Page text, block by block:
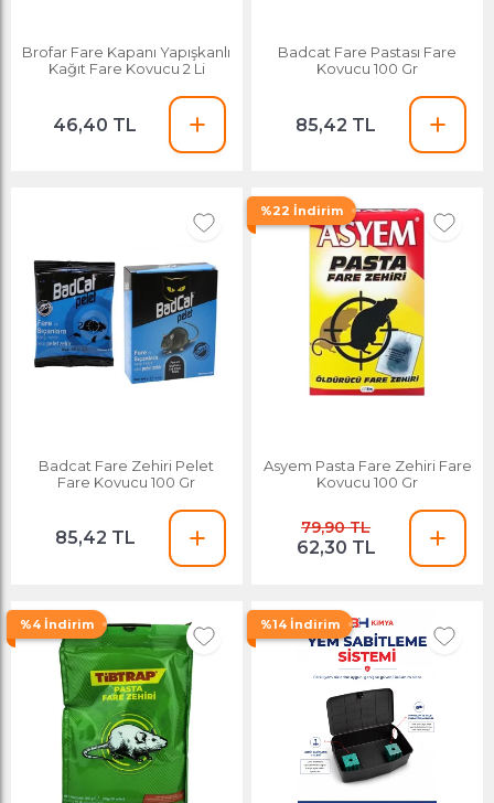
Brofar Fare Kapanı Yapışkanlı
Kağıt Fare Kovucu 2 Li
46,40 TL
Badcat Fare Pastası Fare
Kovucu 100 Gr
85,42 TL
Badcat Fare Zehiri Pelet
Fare Kovucu 100 Gr
85,42 TL
%22 İndirim
Asyem Pasta Fare Zehiri Fare
Kovucu 100 Gr
79,90 TL
62,30 TL
%4 İndirim %14 İndirim